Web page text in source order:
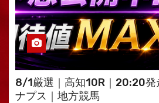
8/1厳選｜高知10R｜20:20発
ナプス｜地方競馬